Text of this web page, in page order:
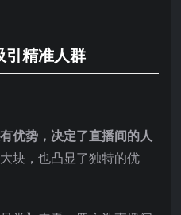
引精准人群
优势，决定了直播间的人
块，也凸显了独特的优